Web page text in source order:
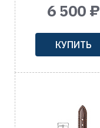
6 500 ₽
КУПИТЬ